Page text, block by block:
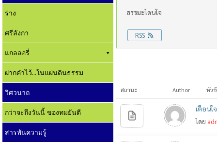
ร่าง
ศรีลังกา
แกลลอรี่
ฝากคำไว้...ในแผ่นดินธรรม
วิศวนาถ
กว่าจะถึงวันนี้ ของทมยันตี
สารพันความรู้
ธรรมะโดนใจ
RSS
สถานะ Author หัว
เตือนใ
โดย